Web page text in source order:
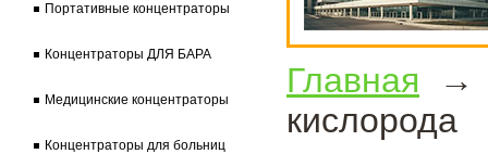
Портативные концентраторы
Концентраторы ДЛЯ БАРА
Медицинские концентраторы
Концентраторы для больниц
Главная
кислорода